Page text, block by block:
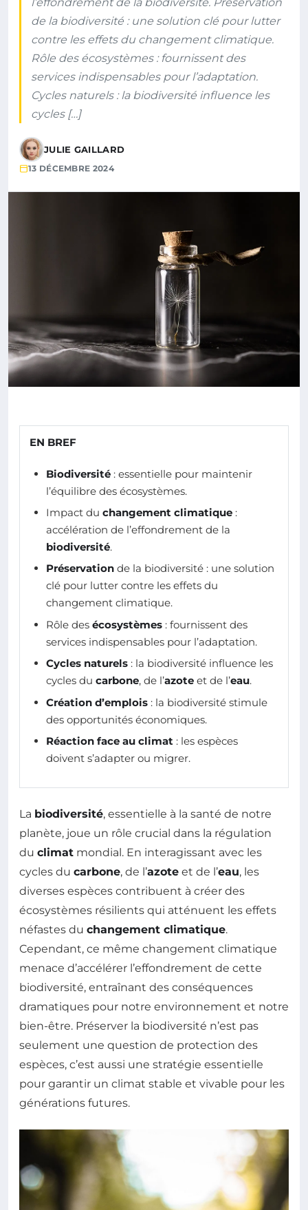
de la biodiversité : une solution clé pour lutter
contre les effets du changement climatique.
Rôle des écosystèmes : fournissent des
services indispensables pour l’adaptation.
Cycles naturels : la biodiversité influence les
cycles […]
JULIE GAILLARD
13 DÉCEMBRE 2024
EN BREF
Biodiversité : essentielle pour maintenir
l’équilibre des écosystèmes.
Impact du changement climatique :
accélération de l’effondrement de la
biodiversité.
Préservation de la biodiversité : une solution
clé pour lutter contre les effets du
changement climatique.
Rôle des écosystèmes : fournissent des
services indispensables pour l’adaptation.
Cycles naturels : la biodiversité influence les
cycles du carbone, de l’azote et de l’eau.
Création d’emplois : la biodiversité stimule
des opportunités économiques.
Réaction face au climat : les espèces
doivent s’adapter ou migrer.
La biodiversité, essentielle à la santé de notre
planète, joue un rôle crucial dans la régulation
du climat mondial. En interagissant avec les
cycles du carbone, de l’azote et de l’eau, les
diverses espèces contribuent à créer des
écosystèmes résilients qui atténuent les effets
néfastes du changement climatique.
Cependant, ce même changement climatique
menace d’accélérer l’effondrement de cette
biodiversité, entraînant des conséquences
dramatiques pour notre environnement et notre
bien-être. Préserver la biodiversité n’est pas
seulement une question de protection des
espèces, c’est aussi une stratégie essentielle
pour garantir un climat stable et vivable pour les
générations futures.